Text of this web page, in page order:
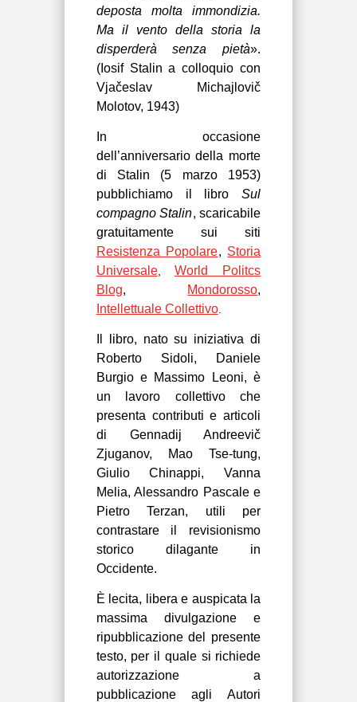
deposta molta immondizia.
Ma il vento della storia la
disperderà senza pietà».
(Iosif Stalin a colloquio con
Vjačeslav Michajlovič
Molotov, 1943)
In occasione
dell’anniversario della morte
di Stalin (5 marzo 1953)
pubblichiamo il libroSul
compagno Stalin, scaricabile
gratuitamente sui siti
Resistenza Popolare, Storia
Universale,
World Politcs
Blog, Mondorosso,
Intellettuale Collettivo.
Il libro, nato su iniziativa di
Roberto Sidoli, Daniele
Burgio e Massimo Leoni, è
un lavoro collettivo che
presenta contributi e articoli
di Gennadij Andreevič
Zjuganov, Mao Tse-tung,
Giulio Chinappi, Vanna
Melia, Alessandro Pascale e
Pietro Terzan, utili per
contrastare il revisionismo
storico dilagante in
Occidente.
È lecita, libera e auspicata la
massima divulgazione e
ripubblicazione del presente
testo, per il quale si richiede
autorizzazione a
pubblicazione agli Autori